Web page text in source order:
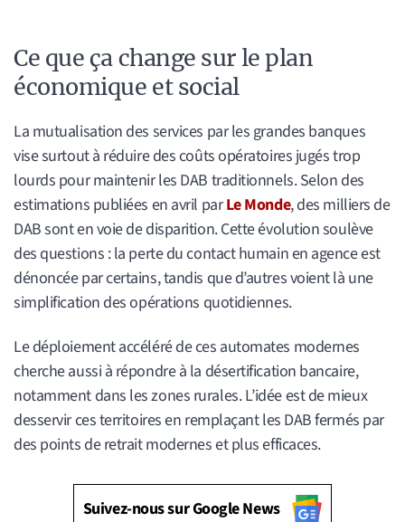
Ce que ça change sur le plan
économique et social
La mutualisation des services par les grandes banques
vise surtout à réduire des coûts opératoires jugés trop
lourds pour maintenir les DAB traditionnels. Selon des
estimations publiées en avril parLe Monde, des milliers de
DAB sont en voie de disparition. Cette évolution soulève
des questions : la perte du contact humain en agence est
dénoncée par certains, tandis que d’autres voient là une
simplification des opérations quotidiennes.
Le déploiement accéléré de ces automates modernes
cherche aussi à répondre à la désertification bancaire,
notamment dans les zones rurales. L’idée est de mieux
desservir ces territoires en remplaçant les DAB fermés par
des points de retrait modernes et plus efficaces.
Suivez-nous sur Google News